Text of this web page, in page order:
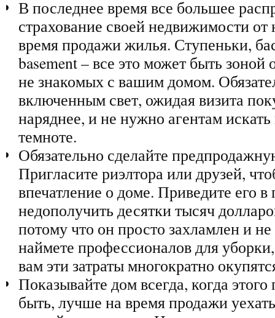
В последнее время все большее
страхование своей недвижимости от
время продажи жилья. Ступеньки,
basement – все это может быть
не знакомых с вашим домом.
включенным свет, ожидая визита
наряднее, и не нужно агентам
темноте.
Обязательно сделайте
Пригласите риэлтора или друзей,
впечатление о доме. Приведите его
недополучить десятки тысяч
потому что он просто захламлен и
наймете профессионалов для
вам эти затраты многократно
Показывайте дом всегда, когда
быть, лучше на время продажи